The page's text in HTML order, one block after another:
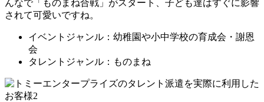
んなで「ものまね合戦」がスタート、子ども達はすぐに影響
されて可愛いですね。
イベントジャンル：幼稚園や小中学校の育成会・謝恩
会
タレントジャンル：ものまね